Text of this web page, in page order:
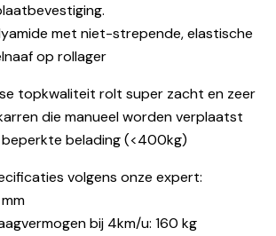
met niet-strepende, elastische
op rollager
topkwaliteit rolt super zacht en zeer
die manueel worden verplaatst
belading (<400kg)
volgens onze expert:
bij 4km/u: 160 kg